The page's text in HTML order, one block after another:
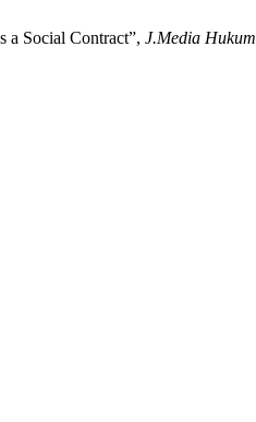
a Social Contract”, J.Media Hukum